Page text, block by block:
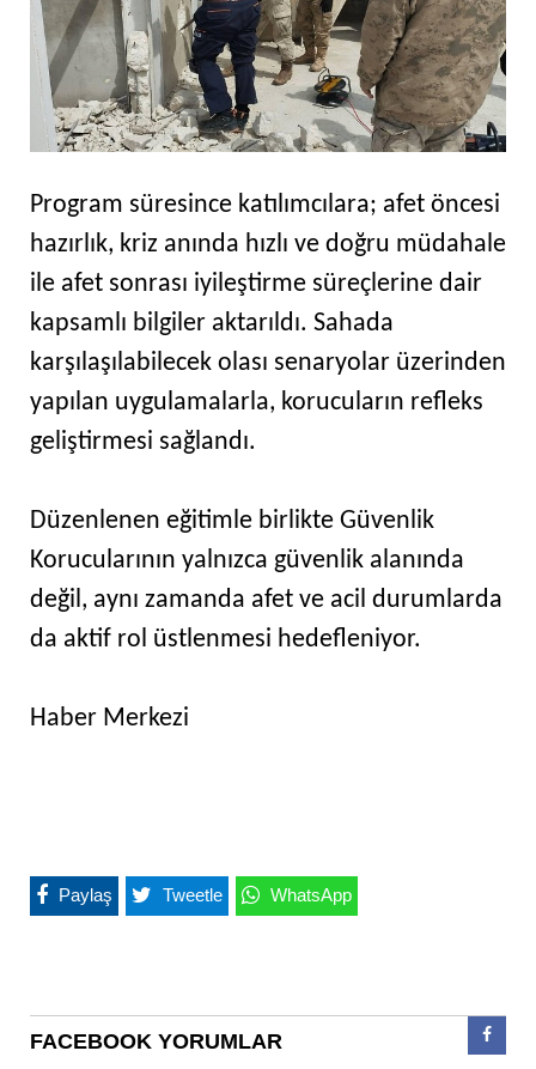
Program süresince katılımcılara; afet öncesi
hazırlık, kriz anında hızlı ve doğru müdahale
ile afet sonrası iyileştirme süreçlerine dair
kapsamlı bilgiler aktarıldı. Sahada
karşılaşılabilecek olası senaryolar üzerinden
yapılan uygulamalarla, korucuların refleks
geliştirmesi sağlandı.
Düzenlenen eğitimle birlikte Güvenlik
Korucularının yalnızca güvenlik alanında
değil, aynı zamanda afet ve acil durumlarda
da aktif rol üstlenmesi hedefleniyor.
Haber Merkezi
Paylaş Tweetle WhatsApp
FACEBOOK YORUMLAR